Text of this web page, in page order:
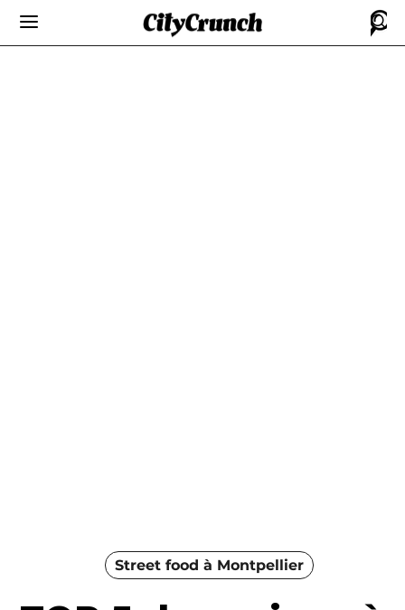
Street food à Montpellier